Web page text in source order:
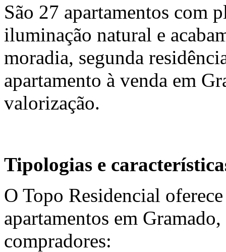
São 27 apartamentos com
iluminação natural e
moradia, segunda
apartamento à venda em
valorização.
Tipologias e
O Topo Residencial
apartamentos em
compradores: